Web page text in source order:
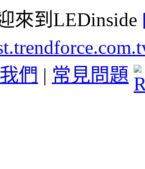
來到LEDinside
們 | 常見問題